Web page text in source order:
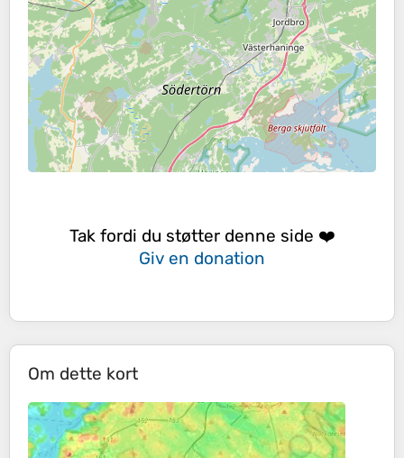
Tak fordi du støtter denne side ❤️
Giv en donation
Om dette kort